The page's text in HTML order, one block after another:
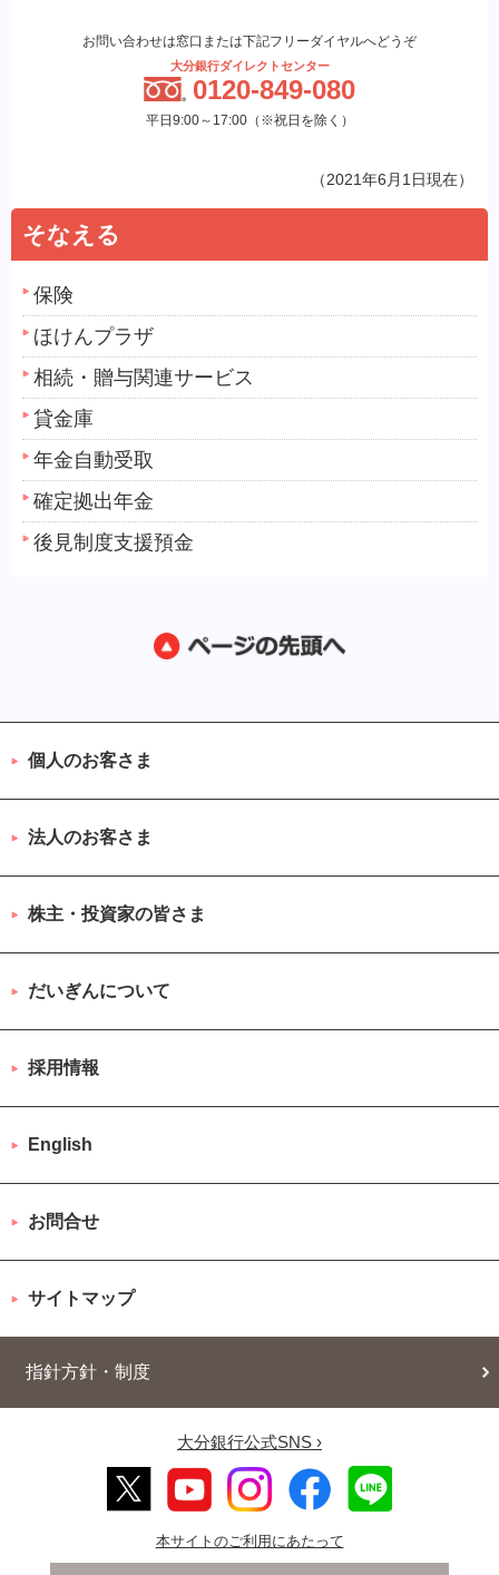
お問い合わせは窓口または下記フリーダイヤルへどうぞ
大分銀行ダイレクトセンター
0120-849-080
平日9:00～17:00（※祝日を除く）
（2021年6月1日現在）
そなえる
保険
ほけんプラザ
相続・贈与関連サービス
貸金庫
年金自動受取
確定拠出年金
後見制度支援預金
個人のお客さま
法人のお客さま
株主・投資家の皆さま
だいぎんについて
採用情報
English
お問合せ
サイトマップ
指針方針・制度
大分銀行公式SNS ›
本サイトのご利用にあたって